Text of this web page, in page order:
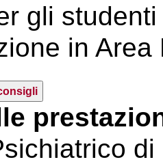
gli
in Area